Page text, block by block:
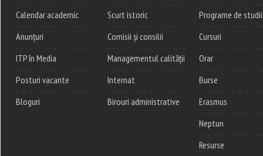
Calendar academic
Anunțuri
ITP în Media
Posturi vacante
Bloguri
Scurt istoric
Comisii și consilii
Managementul calității
Internat
Birouri administrative
Programe de studii
Cursuri
Orar
Burse
Erasmus
Neptun
Resurse